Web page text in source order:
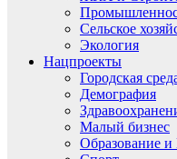
Сельское
Экология
Нацпроекты
Городская
Демография
Малый бизнес
Образование и